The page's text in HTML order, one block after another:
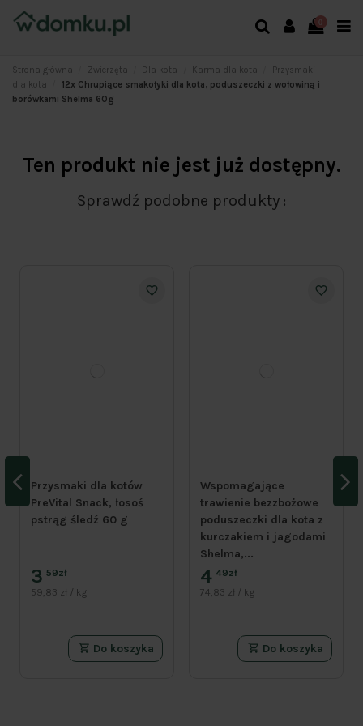
Strona główna Zwierzęta Dla kota Karma dla kota
Przysmaki
dla kota
12x Chrupiące smakołyki dla kota, poduszeczki z wołowiną i
borówkami Shelma 60g
Ten produkt nie jest już dostępny.
Sprawdź podobne produkty
Przysmaki dla kotów
PreVital Snack, łosoś
pstrąg śledź 60 g
3 59zł
59,83 zł / kg
Do koszyka
Wspomagające
trawienie bezzbożowe
poduszeczki dla kota z
kurczakiem i jagodami
Shelma,...
4 49zł
74,83 zł / kg
Do koszyka